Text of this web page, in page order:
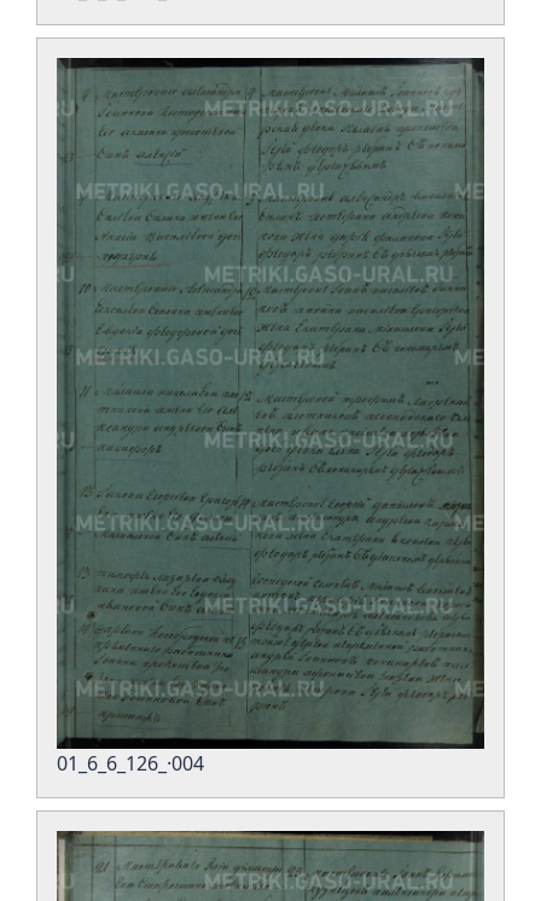
01_6_6_126_·004